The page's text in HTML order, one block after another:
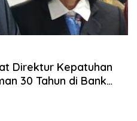
Direktur Kepatuhan
30 Tahun di Bank